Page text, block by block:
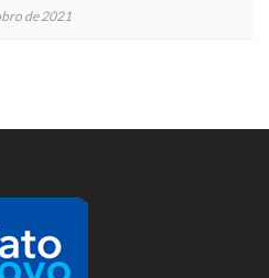
de 2021